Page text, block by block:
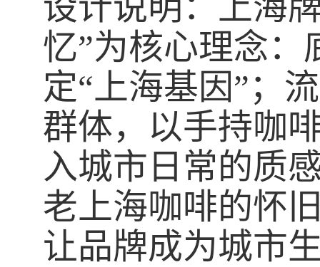
忆”为核心理念
定“上海基因”；
群体，以手持咖
入城市日常的质
老上海咖啡的怀
让品牌成为城市